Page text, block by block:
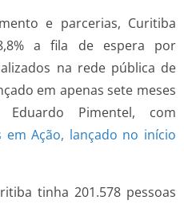
e parcerias, Curitiba
a fila de espera por
na rede pública de
em apenas sete meses
Pimentel, com
em Ação, lançado no início
tinha 201.578 pessoas